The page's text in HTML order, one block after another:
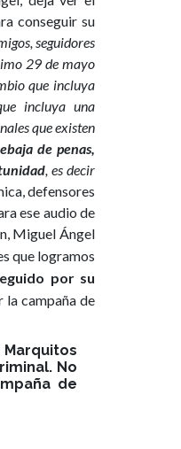
conseguir su
seguidores
29 de mayo
que incluya
incluya una
que existen
de penas,
, es decir
defensores
ese audio de
Miguel Ángel
que logramos
por su
la campaña de
No
de